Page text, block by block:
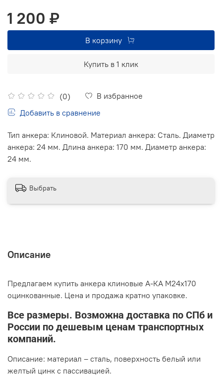
(0)
В избранное
Добавить в сравнение
1 200 ₽
В корзину
Купить в 1 клик
Тип анкера: Клиновой. Материал анкера: Сталь. Диаметр
анкера: 24 мм. Длина анкера: 170 мм. Диаметр анкера:
24 мм.
Выбрать
Описание
Предлагаем купить анкера клиновые А-КА М24х170
оцинкованные. Цена и продажа кратно упаковке.
Все размеры. Возможна доставка по СПб и
России по дешевым ценам транспортных
компаний.
Описание: материал – сталь, поверхность белый или
желтый цинк с пассивацией.